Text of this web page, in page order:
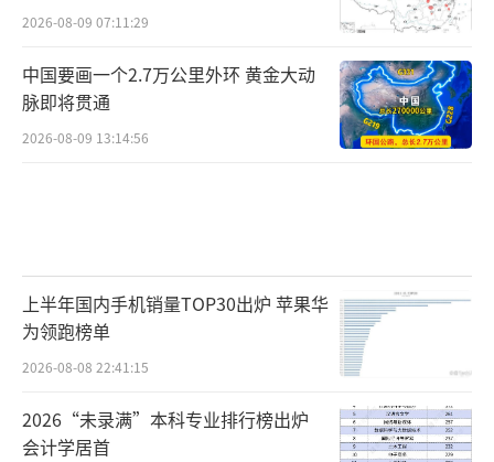
2026-08-09 07:11:29
中国要画一个2.7万公里外环 黄金大动
脉即将贯通
2026-08-09 13:14:56
上半年国内手机销量TOP30出炉 苹果华
为领跑榜单
2026-08-08 22:41:15
2026“未录满”本科专业排行榜出炉
会计学居首